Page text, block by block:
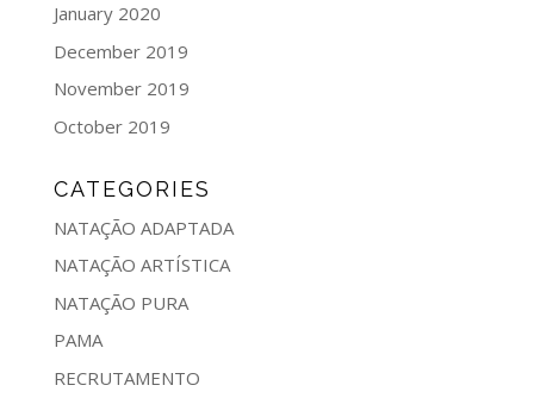
January 2020
December 2019
November 2019
October 2019
CATEGORIES
NATAÇÃO ADAPTADA
NATAÇÃO ARTÍSTICA
NATAÇÃO PURA
PAMA
RECRUTAMENTO